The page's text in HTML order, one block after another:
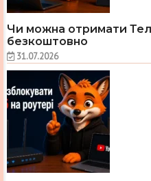
Чи можна отримати
безкоштовно
31.07.2026